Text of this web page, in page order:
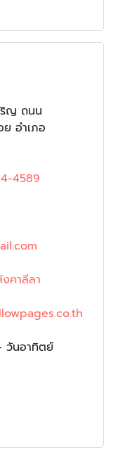
ริญ ถนน
อำเภอ
4589
คาลีลา
วันอาทิตย์